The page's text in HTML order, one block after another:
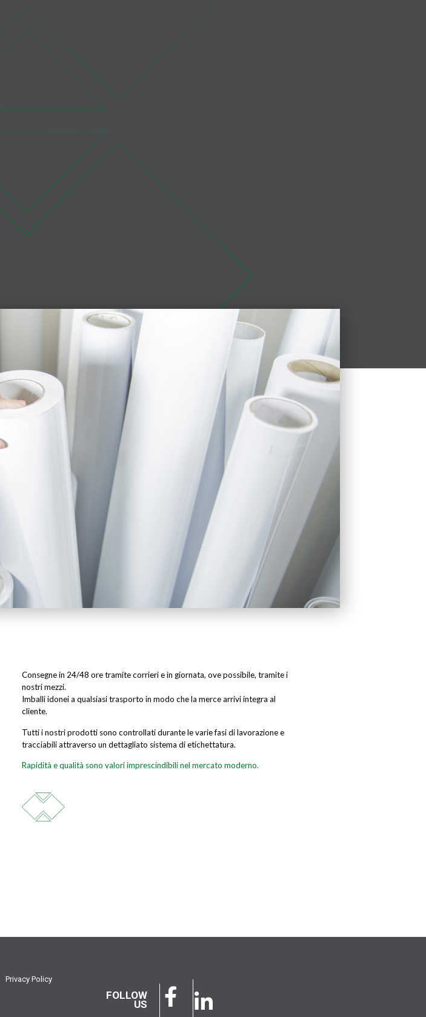
Consegne in 24/48 ore tramite corrieri e in giornata, ove possibile, tramite i
nostri mezzi.
Imballi idonei a qualsiasi trasporto in modo che la merce arrivi integra al
cliente.
Tutti i nostri prodotti sono controllati durante le varie fasi di lavorazione e
tracciabili attraverso un dettagliato sistema di etichettatura.
Rapidità e qualità sono valori imprescindibili nel mercato moderno.
Privacy Policy
FOLLOW
US